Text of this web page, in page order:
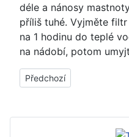
déle a nánosy
příliš tuhé. Vyjměte
na 1 hodinu do teplé
na nádobí, potom
Předchozí článek: Žluté
Předchozí